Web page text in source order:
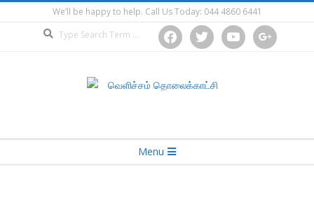
to
We’ll be happy to help. Call Us Today: 044 4860 6441
facebooktwitter youtube google
Menu